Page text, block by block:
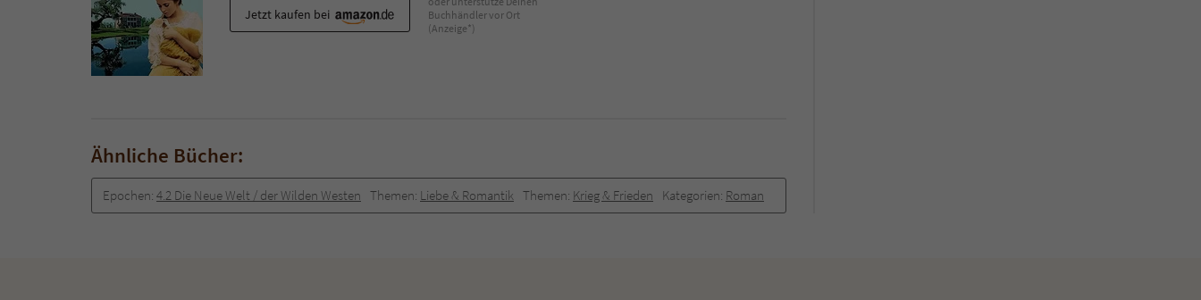
Jetzt kaufen bei
Buchhändler vor Ort
(Anzeige*)
Ähnliche Bücher:
Epochen: 4.2 Die Neue Welt / der Wilden Westen Themen: Liebe & Romantik Themen: Krieg & Frieden Kategorien: Roman